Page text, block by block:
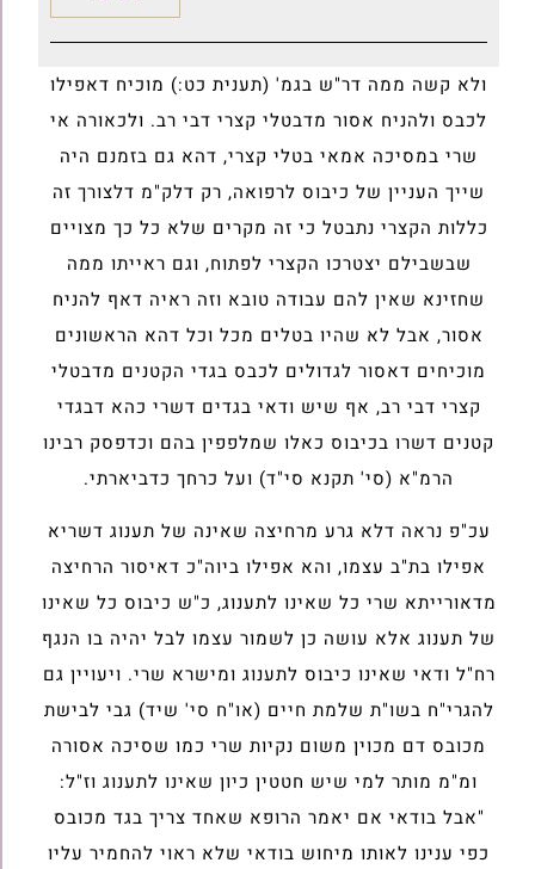
ולא קשה ממה דר"ש בגמ' (תענית כט:) מוכיח דאפילו
לכבס ולהניח אסור מדבטלי קצרי דבי רב. ולכאורה אי
שרי במסיכה אמאי בטלי קצרי, דהא גם בזמנם היה
שייך העניין של כיבוס לרפואה, רק דלק"מ דלצורך זה
כללות הקצרי נתבטל כי זה מקרים שלא כל כך מצויים
שבשבילם יצטרכו הקצרי לפתוח, וגם ראייתו ממה
שחזינא שאין להם עבודה טובא וזה ראיה דאף להניח
אסור, אבל לא שהיו בטלים מכל וכל דהא הראשונים
מוכיחים דאסור לגדולים לכבס בגדי הקטנים מדבטלי
קצרי דבי רב, אף שיש ודאי בגדים דשרי כהא דבגדי
קטנים דשרו בכיבוס כאלו שמלפפין בהם וכדפסק רבינו
הרמ"א (סי' תקנא סי"ד) ועל כרחך כדביארתי.
עכ"פ נראה דלא גרע מרחיצה שאינה של תענוג דשריא
אפילו בת"ב עצמו, והא אפילו ביוה"כ דאיסור הרחיצה
מדאורייתא שרי כל שאינו לתענוג, כ"ש כיבוס כל שאינו
של תענוג אלא עושה כן לשמור עצמו לבל יהיה בו הנגף
רח"ל ודאי שאינו כיבוס לתענוג ומישרא שרי. ויעויין גם
להגרי"ח בשו"ת שלמת חיים (או"ח סי' שיד) גבי לבישת
מכובס דם מכוין משום נקיות שרי כמו שסיכה אסורה
ומ"מ מותר למי שיש חטטין כיון שאינו לתענוג וז"ל:
"אבל בודאי אם יאמר הרופא שאחד צריך בגד מכובס
כפי ענינו לאותו מיחוש בודאי שלא ראוי להחמיר עליו